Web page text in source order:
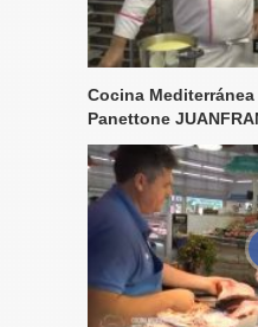
Cocina Mediterránea
Panettone